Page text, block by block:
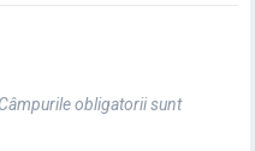
Câmpurile obligatorii sunt